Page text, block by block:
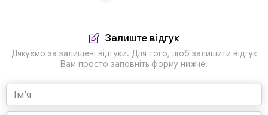
Залиште відгук
Дякуємо за залишені відгуки. Для того, щоб залишити відгук
Вам просто заповніть форму нижче.